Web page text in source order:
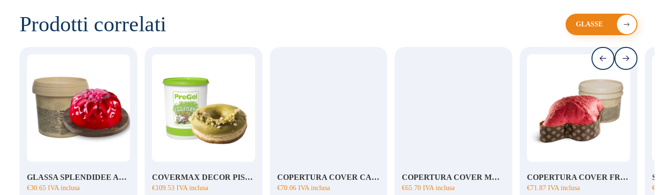
Prodotti correlati GLASSE
GLASSA SPLENDIDEE AMARENA
€30.65 IVA inclusa
COVERMAX DECOR PISTACCHIO
€109.53IVA inclusa
COPERTURA COVER CARAMELLO ROCK
€70.06IVA inclusa
COPERTURA COVER MANDORLA ROCK
€65.70 IVA inclusa
COPERTURA COVER FRUTTI ROSSI ROCK
€71.87 IVA inclusa €